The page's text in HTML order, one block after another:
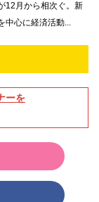
月から相次ぐ。新
中心に経済活動...
ーを